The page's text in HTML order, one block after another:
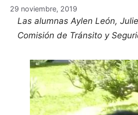
29 noviembre, 2019
Las alumnas Aylen León,
Comisión de Tránsito y